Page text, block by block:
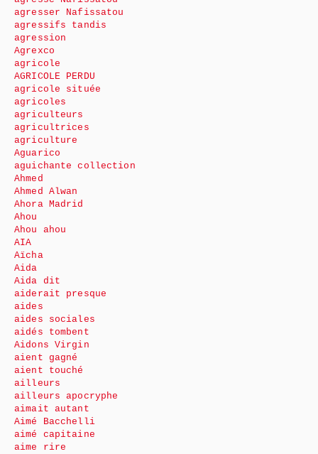
agresser Nafissatou
agressifs tandis
agression
Agrexco
agricole
AGRICOLE PERDU
agricole située
agricoles
agriculteurs
agricultrices
agriculture
Aguarico
aguichante collection
Ahmed
Ahmed Alwan
Ahora Madrid
Ahou
Ahou ahou
AIA
Aïcha
Aida
Aida dit
aiderait presque
aides
aides sociales
aidés tombent
Aidons Virgin
aient gagné
aient touché
ailleurs
ailleurs apocryphe
aimait autant
Aimé Bacchelli
aimé capitaine
aime rire